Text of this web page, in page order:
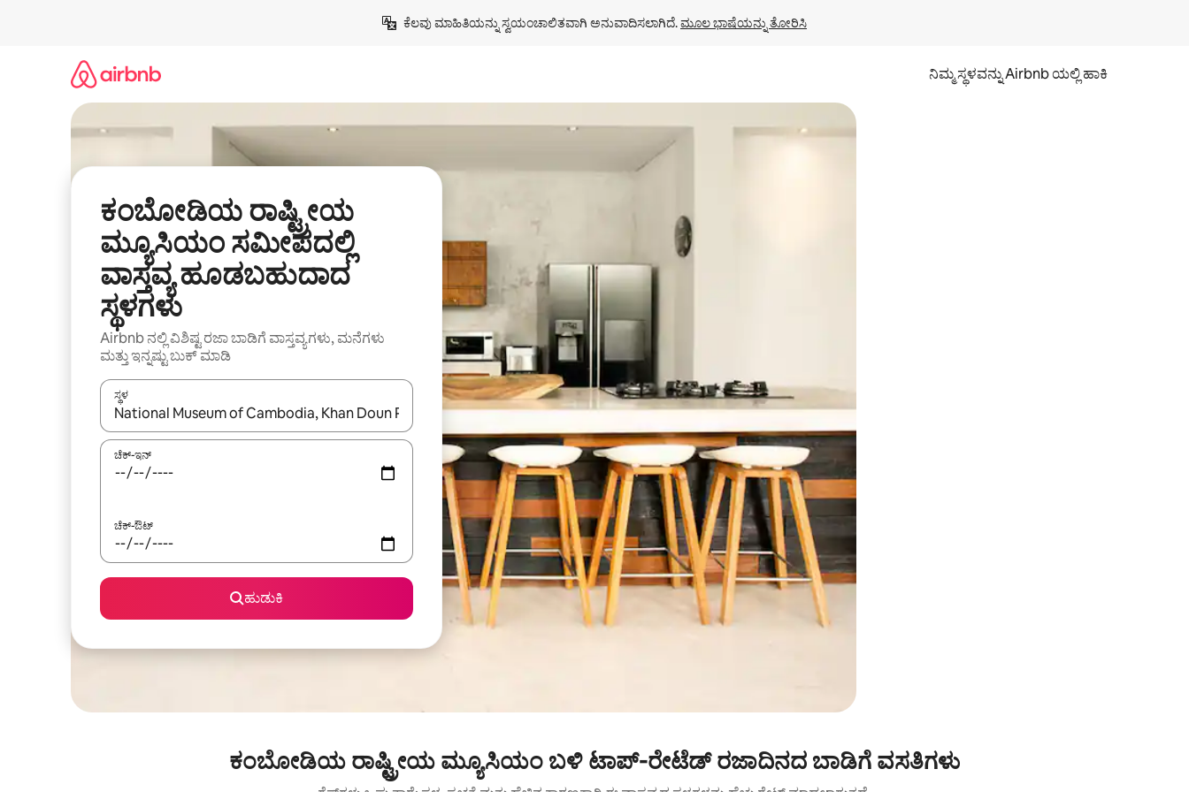
ಕೆಲವು ಮಾಹಿತಿಯನ್ನು ಸ್ವಯಂಚಾಲಿತವಾಗಿ ಅನುವಾದಿಸಲಾಗಿದೆ. ಮೂಲ ಭಾಷೆಯನ್ನು ತೋರಿಸಿ
ನಿಮ್ಮ ಸ್ಥಳವನ್ನು Airbnb ಯಲ್ಲಿ ಹಾಕಿ
ಕಂಬೋಡಿಯ ರಾಷ್ಟ್ರೀಯ
ಮ್ಯೂಸಿಯಂ ಸಮೀಪದಲ್ಲಿ
ವಾಸ್ತವ್ಯ ಹೂಡಬಹುದಾದ
ಸ್ಥಳಗಳು
Airbnb ನಲ್ಲಿ ವಿಶಿಷ್ಟ ರಜಾ ಬಾಡಿಗೆ ವಾಸ್ತವ್ಯಗಳು, ಮನೆಗಳು
ಮತ್ತು ಇನ್ನಷ್ಟು ಬುಕ್ ಮಾಡಿ
ಸ್ಥಳ
ಫಲಿತಾಂಶಗಳು ಲಭ್ಯವಿರುವಾಗ, ಅಪ್ ಮತ್ತು ಡೌನ್ ಬಾಣದ ಕೀಲಿಗಳೊಂದಿಗೆ ನ್ಯಾವಿಗೇಟ್ ಮಾಡಿ ಅಥವಾ ಸ್ಪರ್ಶ ಅಥವಾ ಸ್ವೈಪ್ ಗೆಸ್ಚರ್‌ಗಳ ಮೂಲಕ ಅನ್ವೇಷಿಸಿ.
ಚೆಕ್-ಇನ್
ಚೆಕ್-ಔಟ್
ಹುಡುಕಿ
ಕಂಬೋಡಿಯ ರಾಷ್ಟ್ರೀಯ ಮ್ಯೂಸಿಯಂ ಬಳಿ ಟಾಪ್-ರೇಟೆಡ್ ರಜಾದಿನದ ಬಾಡಿಗೆ ವಸತಿಗಳು